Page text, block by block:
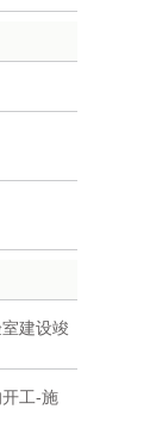
建设竣
工-施